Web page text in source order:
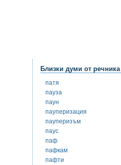
Близки думи от речника
патя
пауза
паун
пауперизация
пауперизъм
паус
паф
пафкам
пафти